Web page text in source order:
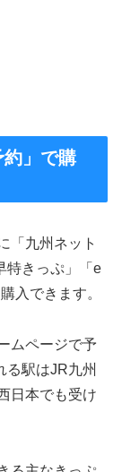
約」で購
「九州ネット
特きっぷ」「e
入できます。
ムページで予
る駅はJR九州
日本でも受け